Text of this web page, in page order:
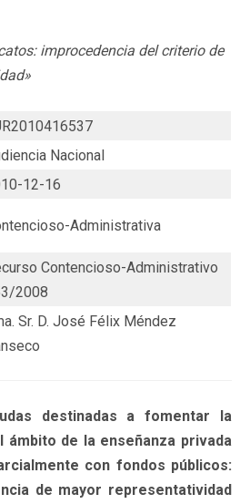
improcedencia del criterio de
Nacional
12-16
Administrativa
Contencioso-Administrativo
2008
Sr. D. José Félix Méndez
destinadas a fomentar la
ámbito de la enseñanza privada
con fondos públicos:
de mayor representatividad